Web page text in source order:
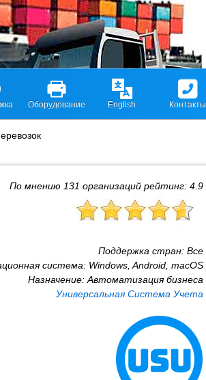
Оборудование English Контакты
По мнению 131 организаций рейтинг: 4.9
Поддержка стран: Все
система: Windows, Android, macOS
Назначение: Автоматизация бизнеса
Универсальная Система Учета